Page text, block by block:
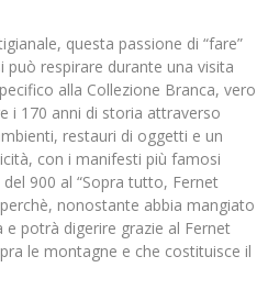
questa passione di “fare”
può respirare durante una visita
alla Collezione Branca, vero
i 170 anni di storia attraverso
restauri di oggetti e un
con i manifesti più famosi
del 900 al “Sopra tutto, Fernet
nonostante abbia mangiato
potrà digerire grazie al Fernet
le montagne e che costituisce il